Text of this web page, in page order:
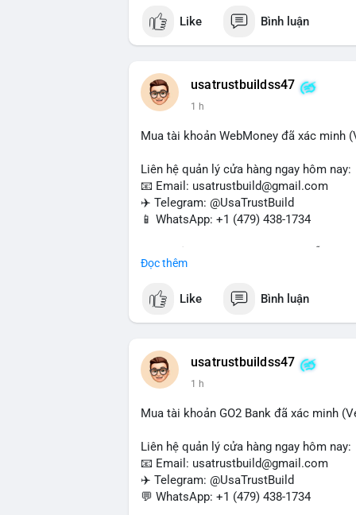
Liên hệ ngay để được tư vấn và hỗ trợ
#sendmoney
Like Bình luận
usatrustbuildss47
1 h
Mua tài khoản WebMoney đã xác minh
Liên hệ quản lý cửa hàng ngay hôm nay:
📧 Email: usatrustbuild@gmail.com
✈️ Telegram: @UsaTrustBuild
📱 WhatsApp: +1 (479) 438-1734
thanh toán trực tuyến, nhận tiền và
#buyverifiedwebmoneyaccounts
#sendmoney #trustbuild
Đọc thêm
Like Bình luận
usatrustbuildss47
1 h
Mua tài khoản GO2 Bank đã xác minh
Liên hệ quản lý cửa hàng ngay hôm nay:
📧 Email: usatrustbuild@gmail.com
✈️ Telegram: @UsaTrustBuild
💬 WhatsApp: +1 (479) 438-1734